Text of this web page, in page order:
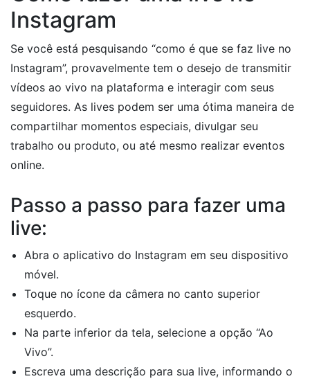
Instagram
Se você está pesquisando “como é que se faz live no
Instagram”, provavelmente tem o desejo de transmitir
vídeos ao vivo na plataforma e interagir com seus
seguidores. As lives podem ser uma ótima maneira de
compartilhar momentos especiais, divulgar seu
trabalho ou produto, ou até mesmo realizar eventos
online.
Passo a passo para fazer uma
live:
Abra o aplicativo do Instagram em seu dispositivo
móvel.
Toque no ícone da câmera no canto superior
esquerdo.
Na parte inferior da tela, selecione a opção “Ao
Vivo”.
Escreva uma descrição para sua live, informando o